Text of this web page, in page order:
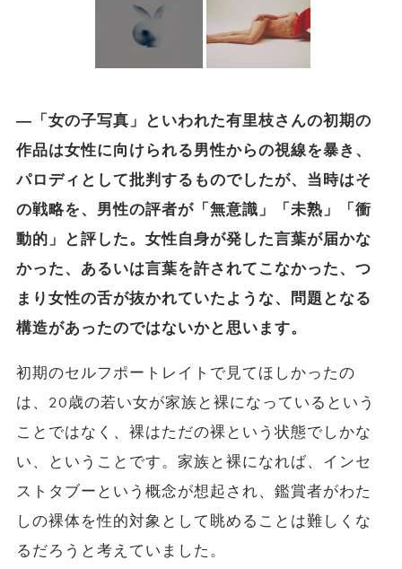
―「女の子写真」といわれた有里枝さんの初期の
作品は女性に向けられる男性からの視線を暴き、
パロディとして批判するものでしたが、当時はそ
の戦略を、男性の評者が「無意識」「未熟」「衝
動的」と評した。女性自身が発した言葉が届かな
かった、あるいは言葉を許されてこなかった、つ
まり女性の舌が抜かれていたような、問題となる
構造があったのではないかと思います。
初期のセルフポートレイトで見てほしかったの
は、20歳の若い女が家族と裸になっているという
ことではなく、裸はただの裸という状態でしかな
い、ということです。家族と裸になれば、インセ
ストタブーという概念が想起され、鑑賞者がわた
しの裸体を性的対象として眺めることは難しくな
るだろうと考えていました。